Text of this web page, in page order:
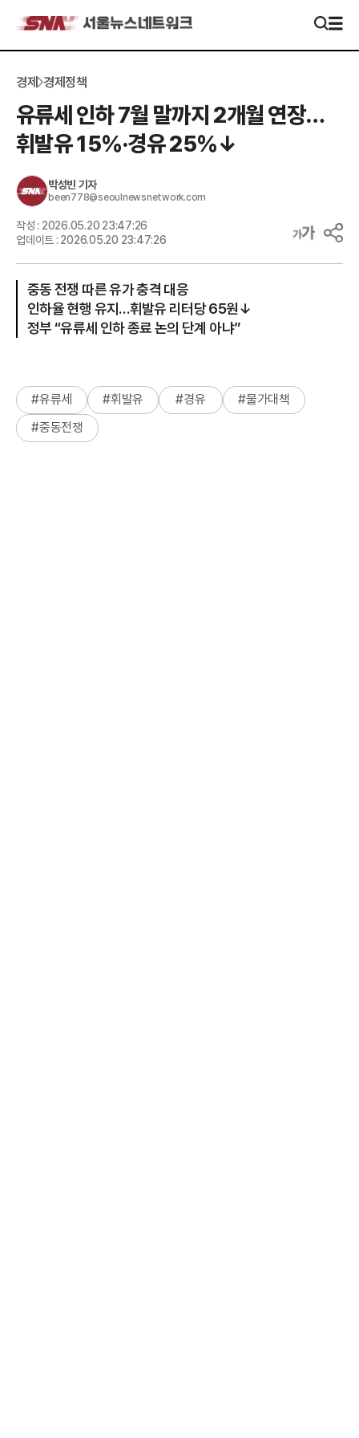
경제 경제정책
유류세 인하 7월 말까지 2개월 연장…
휘발유 15%·경유 25%↓
박성빈 기자
been778@seoulnewsnetwork.com
작성 : 2026.05.20 23:47:26
업데이트 : 2026.05.20 23:47:26
중동 전쟁 따른 유가 충격 대응
인하율 현행 유지…휘발유 리터당 65원↓
정부 “유류세 인하 종료 논의 단계 아냐”
#유류세 #휘발유 #경유 #물가대책
#중동전쟁